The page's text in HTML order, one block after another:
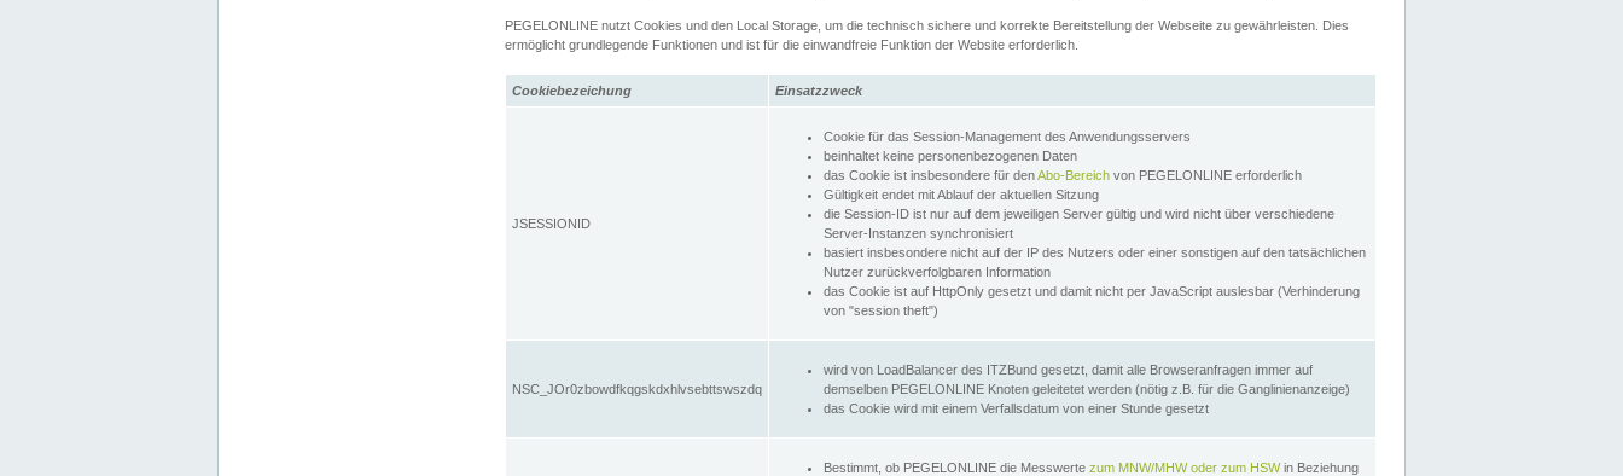
PEGELONLINE nutzt Cookies und den Local Storage, um die technisch sichere und korrekte Bereitstellung der Webseite zu gewährleisten. Dies
ermöglicht grundlegende Funktionen und ist für die einwandfreie Funktion der Website erforderlich.
Cookiebezeichung Einsatzzweck
JSESSIONID
Cookie für das Session-Management des Anwendungsservers
beinhaltet keine personenbezogenen Daten
das Cookie ist insbesondere für denAbo-Bereich von PEGELONLINE erforderlich
Gültigkeit endet mit Ablauf der aktuellen Sitzung
die Session-ID ist nur auf dem jeweiligen Server gültig und wird nicht über verschiedene
Server-Instanzen synchronisiert
basiert insbesondere nicht auf der IP des Nutzers oder einer sonstigen auf den tatsächlichen
Nutzer zurückverfolgbaren Information
das Cookie ist auf HttpOnly gesetzt und damit nicht per JavaScript auslesbar (Verhinderung
von "session theft")
NSC_JOr0zbowdfkqgskdxhlvsebttswszdq
wird von LoadBalancer des ITZBund gesetzt, damit alle Browseranfragen immer auf
demselben PEGELONLINE Knoten geleitetet werden (nötig z.B. für die Ganglinienanzeige)
das Cookie wird mit einem Verfallsdatum von einer Stunde gesetzt
Bestimmt, ob PEGELONLINE die Messwerte zum MNW/MHW oder zum HSWin Beziehung